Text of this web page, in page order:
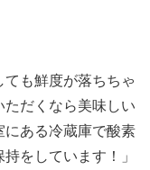
ても鮮度が落ちちゃ
だくなら美味しい
にある冷蔵庫で酸素
をしています！
」